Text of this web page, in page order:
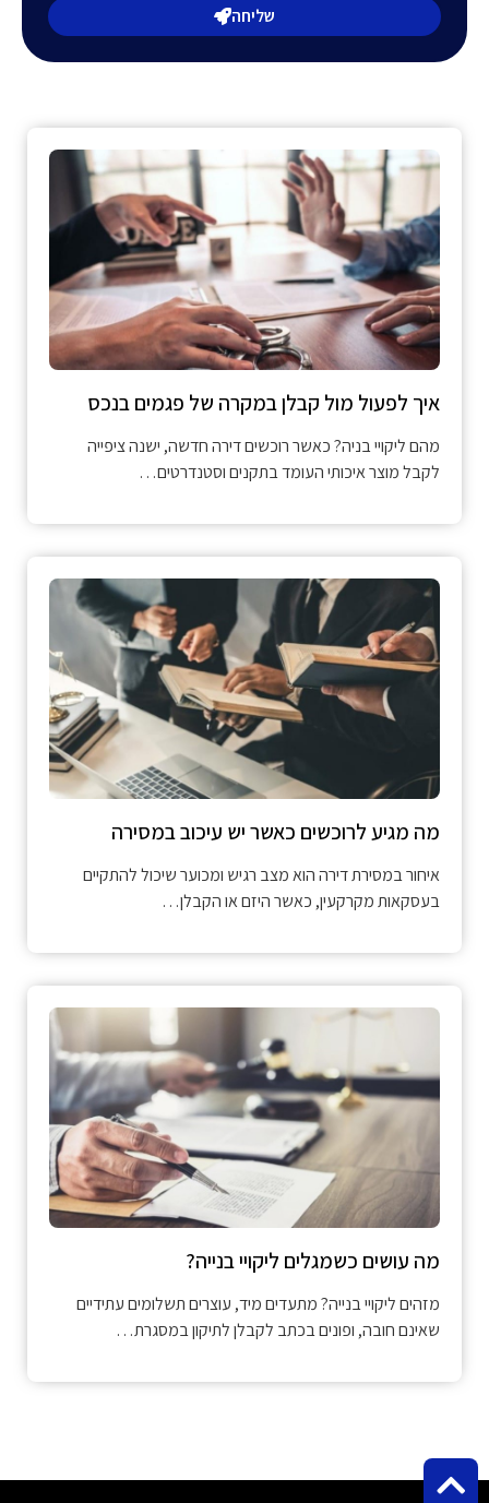
שליחה
איך לפעול מול קבלן במקרה של פגמים בנכס
מהם ליקויי בניה? כאשר רוכשים דירה חדשה, ישנה ציפייה
לקבל מוצר איכותי העומד בתקנים וסטנדרטים…
מה מגיע לרוכשים כאשר יש עיכוב במסירה
איחור במסירת דירה הוא מצב רגיש ומכוער שיכול להתקיים
בעסקאות מקרקעין, כאשר היזם או הקבלן…
מה עושים כשמגלים ליקויי בנייה?
מזהים ליקויי בנייה? מתעדים מיד, עוצרים תשלומים עתידיים
שאינם חובה, ופונים בכתב לקבלן לתיקון במסגרת…